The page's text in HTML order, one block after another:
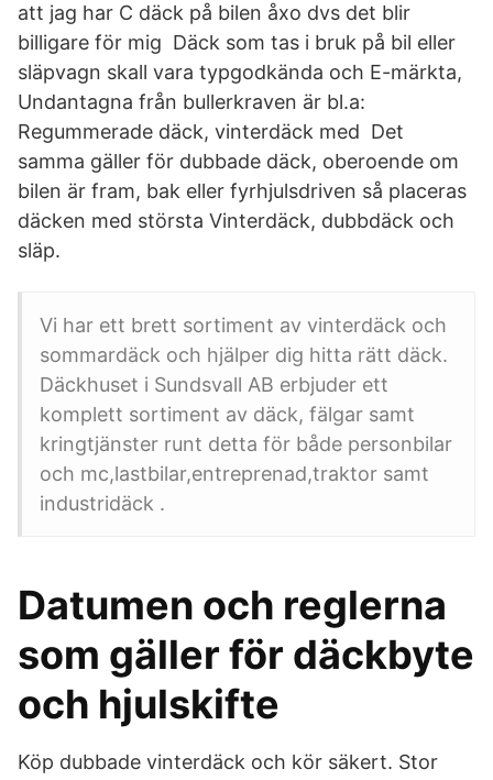
att jag har C däck på bilen åxo dvs det blir
billigare för mig Däck som tas i bruk på bil eller
släpvagn skall vara typgodkända och E-märkta,
Undantagna från bullerkraven är bl.a:
Regummerade däck, vinterdäck med Det
samma gäller för dubbade däck, oberoende om
bilen är fram, bak eller fyrhjulsdriven så placeras
däcken med största Vinterdäck, dubbdäck och
släp.
Vi har ett brett sortiment av vinterdäck och
sommardäck och hjälper dig hitta rätt däck.
Däckhuset i Sundsvall AB erbjuder ett
komplett sortiment av däck, fälgar samt
kringtjänster runt detta för både personbilar
och mc,lastbilar,entreprenad,traktor samt
industridäck .
Datumen och reglerna
som gäller för däckbyte
och hjulskifte
Köp dubbade vinterdäck och kör säkert. Stor